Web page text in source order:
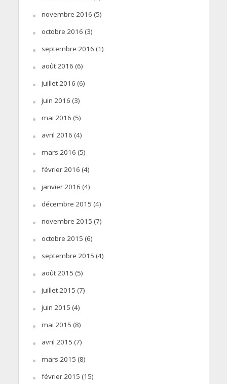
novembre 2016 (5)
octobre 2016 (3)
septembre 2016 (1)
août 2016 (6)
juillet 2016 (6)
juin 2016 (3)
mai 2016 (5)
avril 2016 (4)
mars 2016 (5)
février 2016 (4)
janvier 2016 (4)
décembre 2015 (4)
novembre 2015 (7)
octobre 2015 (6)
septembre 2015 (4)
août 2015 (5)
juillet 2015 (7)
juin 2015 (4)
mai 2015 (8)
avril 2015 (7)
mars 2015 (8)
février 2015 (15)